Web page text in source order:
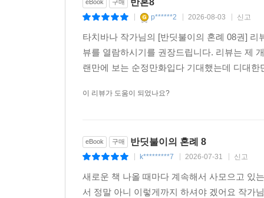
eBook 구매 반혼8
p******2 2026-08-03 신고
타치바나 작가님의 [반딧불이의 혼례 08권]
뷰를 열람하시기를 권장드립니다. 리뷰는 제
랜만에 보는 순정만화입다 기대했는데 디대
이 리뷰가 도움이 되었나요?
eBook 구매 반딧불이의 혼례 8
k*********7 2026-07-31 신고
새로운 책 나올 때마다 계속해서 사모으고 있
서 정말 아니 이렇게까지 하셔야 겠어요 작가